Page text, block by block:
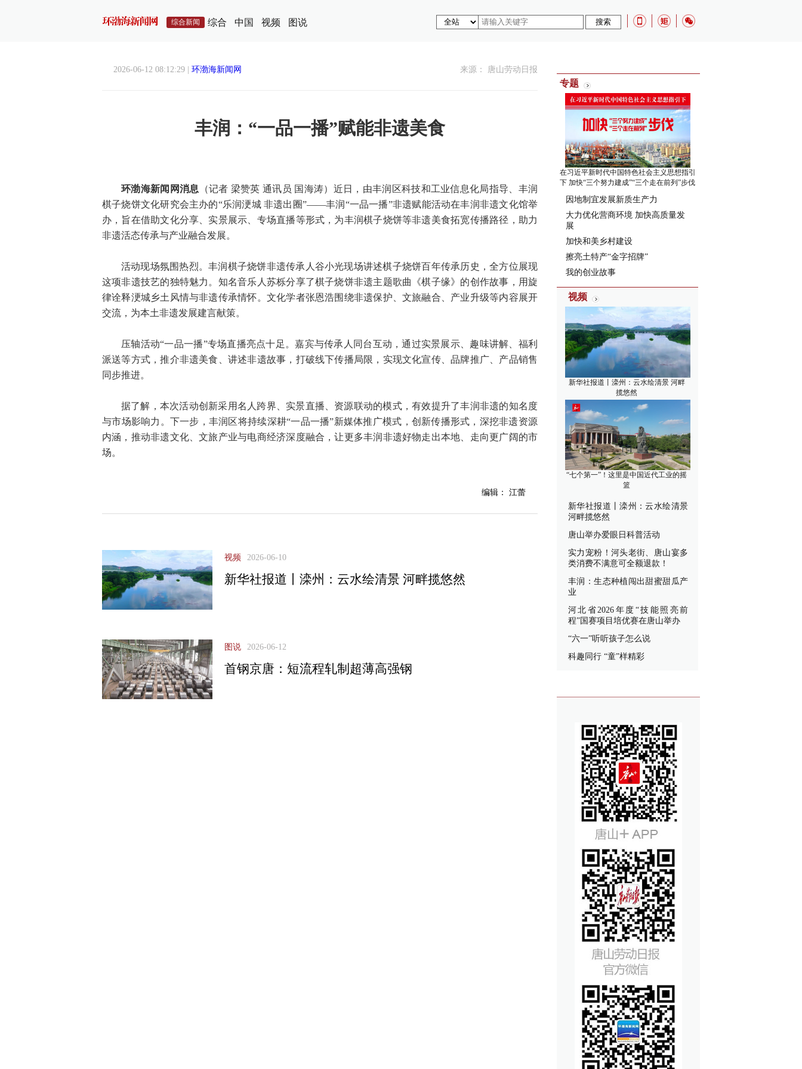
综合新闻 综合 中国 视频 图说
2026-06-12 08:12:29 | 环渤海新闻网 来源： 唐山劳动日报
丰润：“一品一播”赋能非遗美食
环渤海新闻网消息 （记者 梁赞英 通讯员 国海涛）近日，由丰润区科技和工业信息化局指导、丰润
棋子烧饼文化研究会主办的“乐润浭城 非遗出圈”——丰润“一品一播”非遗赋能活动在丰润非遗文化馆举
办，旨在借助文化分享、实景展示、专场直播等形式，为丰润棋子烧饼等非遗美食拓宽传播路径，助力
非遗活态传承与产业融合发展。
活动现场氛围热烈。丰润棋子烧饼非遗传承人谷小光现场讲述棋子烧饼百年传承历史，全方位展现
这项非遗技艺的独特魅力。知名音乐人苏栎分享了棋子烧饼非遗主题歌曲《棋子缘》的创作故事，用旋
律诠释浭城乡土风情与非遗传承情怀。文化学者张恩浩围绕非遗保护、文旅融合、产业升级等内容展开
交流，为本土非遗发展建言献策。
压轴活动“一品一播”专场直播亮点十足。嘉宾与传承人同台互动，通过实景展示、趣味讲解、福利
派送等方式，推介非遗美食、讲述非遗故事，打破线下传播局限，实现文化宣传、品牌推广、产品销售
同步推进。
据了解，本次活动创新采用名人跨界、实景直播、资源联动的模式，有效提升了丰润非遗的知名度
与市场影响力。下一步，丰润区将持续深耕“一品一播”新媒体推广模式，创新传播形式，深挖非遗资源
内涵，推动非遗文化、文旅产业与电商经济深度融合，让更多丰润非遗好物走出本地、走向更广阔的市
场。
编辑： 江蕾
视频 2026-06-10
新华社报道丨滦州：云水绘清景 河畔揽悠然
图说 2026-06-12
首钢京唐：短流程轧制超薄高强钢
专题
在习近平新时代中国特色社会主义思想指引
下 加快“三个努力建成”“三个走在前列”步伐
因地制宜发展新质生产力
大力优化营商环境 加快高质量发
展
加快和美乡村建设
擦亮土特产“金字招牌”
我的创业故事
视频
新华社报道丨滦州：云水绘清景 河畔
揽悠然
“七个第一”！这里是中国近代工业的摇
篮
新华社报道丨滦州：云水绘清景
河畔揽悠然
唐山举办爱眼日科普活动
实力宠粉！河头老街、唐山宴多
类消费不满意可全额退款！
丰润：生态种植闯出甜蜜甜瓜产
业
河北省2026年度“技能照亮前
程”国赛项目培优赛在唐山举办
“六一”听听孩子怎么说
科趣同行 “童”样精彩